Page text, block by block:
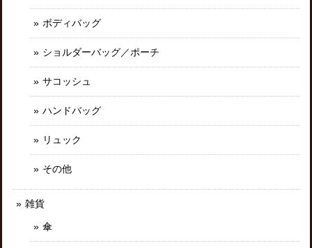
ボディバッグ
ショルダーバッグ／ポーチ
サコッシュ
ハンドバッグ
リュック
その他
雑貨
傘